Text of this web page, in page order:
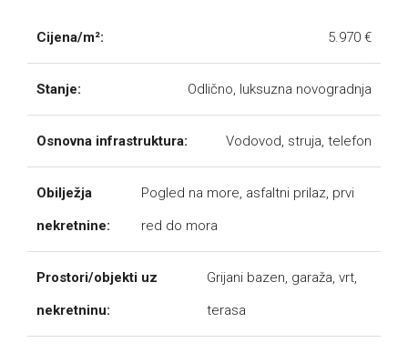
Cijena/m²: 5.970 €
Stanje: Odlično, luksuzna novogradnja
Osnovna infrastruktura: Vodovod, struja, telefon
Obilježja
nekretnine:
Pogled na more, asfaltni prilaz, prvi
red do mora
Prostori/objekti uz
nekretninu:
Grijani bazen, garaža, vrt,
terasa